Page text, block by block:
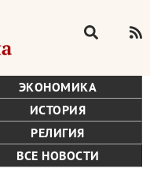
ЭКОНОМИКА
ИСТОРИЯ
РЕЛИГИЯ
ВСЕ НОВОСТИ